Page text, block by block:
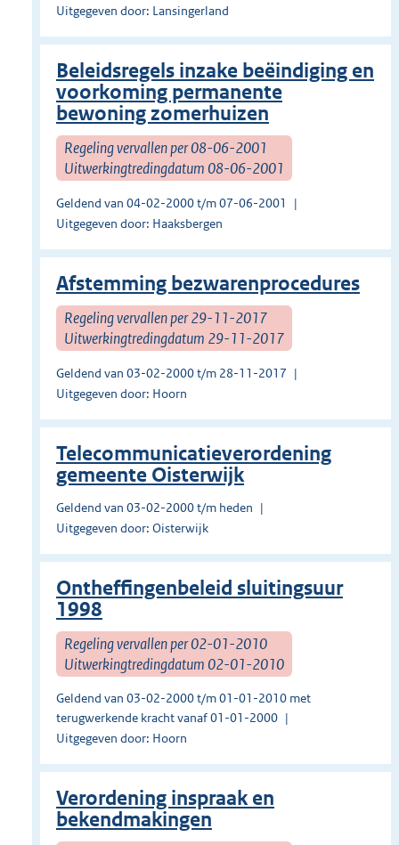
Uitgegeven door: Lansingerland
Beleidsregels inzake beëindiging en
voorkoming permanente
bewoning zomerhuizen
Regeling vervallen per 08-06-2001
Uitwerkingtredingdatum 08-06-2001
Geldend van 04-02-2000 t/m 07-06-2001
Uitgegeven door: Haaksbergen
Afstemming bezwarenprocedures
Regeling vervallen per 29-11-2017
Uitwerkingtredingdatum 29-11-2017
Geldend van 03-02-2000 t/m 28-11-2017
Uitgegeven door: Hoorn
Telecommunicatieverordening
gemeente Oisterwijk
Geldend van 03-02-2000 t/m heden
Uitgegeven door: Oisterwijk
Ontheffingenbeleid sluitingsuur
1998
Regeling vervallen per 02-01-2010
Uitwerkingtredingdatum 02-01-2010
Geldend van 03-02-2000 t/m 01-01-2010 met
terugwerkende kracht vanaf 01-01-2000
Uitgegeven door: Hoorn
Verordening inspraak en
bekendmakingen